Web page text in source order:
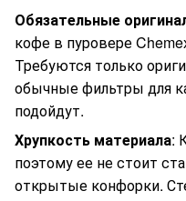
Обязательные
кофе в пуровере
Требуются только
обычные фильтры для
подойдут.
Хрупкость материала:
поэтому ее не стоит
открытые конфорки.